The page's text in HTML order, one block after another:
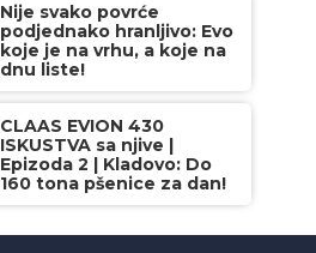
Nije svako povrće
podjednako hranljivo: Evo
koje je na vrhu, a koje na
dnu liste!
CLAAS EVION 430
ISKUSTVA sa njive |
Epizoda 2 | Kladovo: Do
160 tona pšenice za dan!